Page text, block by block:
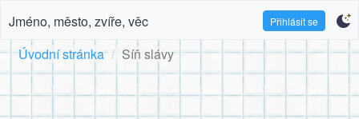
Jméno, město, zvíře, věc Přihlásit se
Úvodní stránka Síň slávy